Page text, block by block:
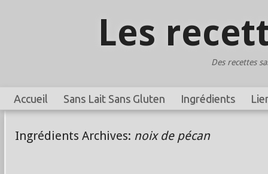
Les
Des recettes
Accueil Sans Lait Sans Gluten Ingrédients
Ingrédients Archives: noix de pécan